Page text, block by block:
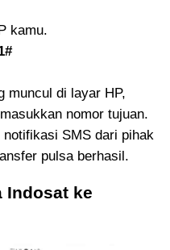
kamu.
muncul di layar HP,
nomor tujuan.
notifikasi SMS dari pihak
pulsa berhasil.
Indosat ke